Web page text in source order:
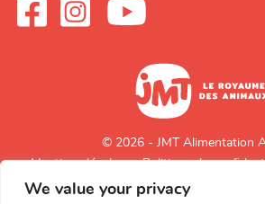
We value your privacy
© 2026 - JMT Alimentation
Mentions légales
Politique de